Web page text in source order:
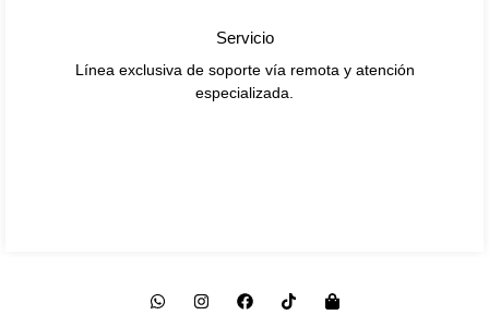
Servicio
Línea exclusiva de soporte vía remota y atención
especializada.